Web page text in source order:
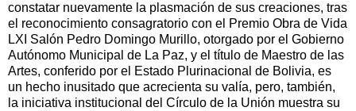
constatar nuevamente la plasmación de sus creaciones, tras
el reconocimiento consagratorio con el Premio Obra de Vida
LXI Salón Pedro Domingo Murillo, otorgado por el Gobierno
Autónomo Municipal de La Paz, y el título de Maestro de las
Artes, conferido por el Estado Plurinacional de Bolivia, es
un hecho inusitado que acrecienta su valía, pero, también,
la iniciativa institucional del Círculo de la Unión muestra su